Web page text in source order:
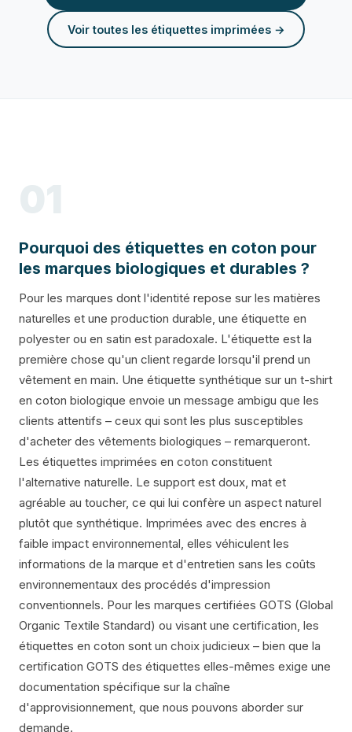
Voir toutes les étiquettes imprimées →
Pourquoi des étiquettes en coton pour
les marques biologiques et durables ?
Pour les marques dont l'identité repose sur les matières
naturelles et une production durable, une étiquette en
polyester ou en satin est paradoxale. L'étiquette est la
première chose qu'un client regarde lorsqu'il prend un
vêtement en main. Une étiquette synthétique sur un t-shirt
en coton biologique envoie un message ambigu que les
clients attentifs – ceux qui sont les plus susceptibles
d'acheter des vêtements biologiques – remarqueront.
Les étiquettes imprimées en coton constituent
l'alternative naturelle. Le support est doux, mat et
agréable au toucher, ce qui lui confère un aspect naturel
plutôt que synthétique. Imprimées avec des encres à
faible impact environnemental, elles véhiculent les
informations de la marque et d'entretien sans les coûts
environnementaux des procédés d'impression
conventionnels. Pour les marques certifiées GOTS (Global
Organic Textile Standard) ou visant une certification, les
étiquettes en coton sont un choix judicieux – bien que la
certification GOTS des étiquettes elles-mêmes exige une
documentation spécifique sur la chaîne
d'approvisionnement, que nous pouvons aborder sur
demande.